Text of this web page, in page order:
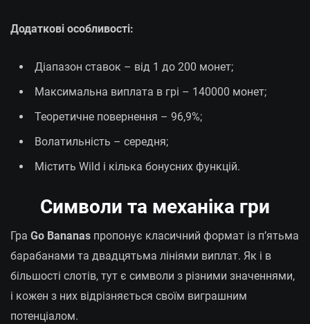
Додаткові особливості:
Діапазон ставок – від 1 до 200 монет;
Максимальна виплата в грі – 140000 монет;
Теоретичне повернення – 96,9%;
Волатильність – середня;
Містить Wild і кілька бонусних функцій.
Символи та механіка гри
Гра Go Bananas пропонує класичний формат із п’ятьма
барабанами та двадцятьма лініями виплат. Як і в
більшості слотів, тут є символи з різними значеннями,
і кожен з них відрізняється своїм виграшним
потенціалом.